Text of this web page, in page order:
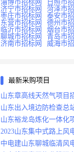
淄博市招标网
日照市
济宁市招标网
菏泽市
枣庄市招标网
泰安市
东营市招标网
德州市
临沂市招标网
烟台市
聊城市招标网
青岛市
济南市招标网
威海市
最新采购项目
山东章高线天然气项目
山东出入境边防检查总
项目招标中标
山东裕龙岛炼化一体化
2023山东集中式路上风
中电建山东聊城临清风